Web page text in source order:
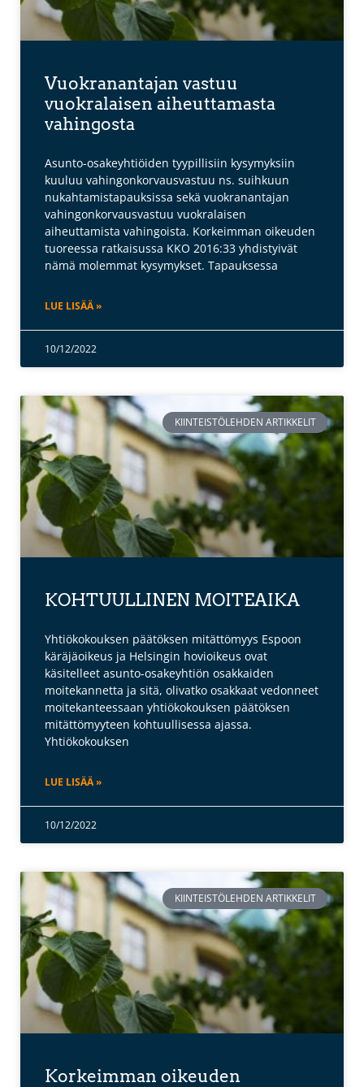
Vuokranantajan vastuu
vuokralaisen aiheuttamasta
vahingosta
Asunto-osakeyhtiöiden tyypillisiin kysymyksiin
kuuluu vahingonkorvausvastuu ns. suihkuun
nukahtamistapauksissa sekä vuokranantajan
vahingonkorvausvastuu vuokralaisen
aiheuttamista vahingoista. Korkeimman oikeuden
tuoreessa ratkaisussa KKO 2016:33 yhdistyivät
nämä molemmat kysymykset. Tapauksessa
LUE LISÄÄ »
10/12/2022
KIINTEISTÖLEHDEN ARTIKKELIT
KOHTUULLINEN MOITEAIKA
Yhtiökokouksen päätöksen mitättömyys Espoon
käräjäoikeus ja Helsingin hovioikeus ovat
käsitelleet asunto-osakeyhtiön osakkaiden
moitekannetta ja sitä, olivatko osakkaat vedonneet
moitekanteessaan yhtiökokouksen päätöksen
mitättömyyteen kohtuullisessa ajassa.
Yhtiökokouksen
LUE LISÄÄ »
10/12/2022
KIINTEISTÖLEHDEN ARTIKKELIT
Korkeimman oikeuden